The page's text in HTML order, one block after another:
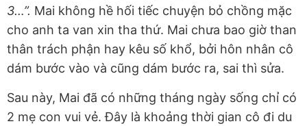
3…”. Mai không hề hối tiếc chuyện bỏ chồng mặc
cho anh ta van xin tha thứ. Mai chưa bao giờ than
thân trách phận hay kêu số khổ, bởi hôn nhân cô
dám bước vào và cũng dám bước ra, sai thì sửa.
Sau này, Mai đã có những tháng ngày sống chỉ có
2 mẹ con vui vẻ. Đây là khoảng thời gian cô đi du